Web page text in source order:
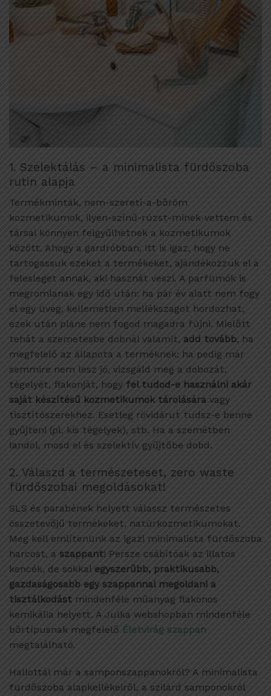
1. Szelektálás – a minimalista fürdőszoba
rutin alapja
Termékminták, nem-szereti-a-bőröm
kozmetikumok, ilyen-színű-rúzst-minek-vettem és
társai könnyen felgyűlhetnek a kozmetikumok
között. Ahogy a gardróbban, itt is igaz, hogy ne
tartogassuk ezeket a termékeket, ajándékozzuk el a
felesleget annak, aki hasznát veszi. A parfümök is
megromlanak egy idő után: ha pár év alatt nem fogy
el egy üveg, kellemetlen mellékszagot hordozhat,
ezek után pláne nem fogod magadra fújni. Mielőtt
tehát a szemetesbe dobnál valamit, add tovább, ha
megfelelő az állapota a terméknek; ha pedig már
semmire nem lesz jó, vizsgáld meg a dobozát,
tégelyét, flakonját, hogy fel tudod-e használni akár
saját készítésű kozmetikumok tárolására vagy
tisztítószerekhez. Esetleg rövidárut tudsz-e benne
gyűjteni (pl. kis tégelyek), stb. Ha a szemétben
landol, mosd el és szelektív gyűjtőbe dobd.
2. Válaszd a természeteset, zero waste
fürdőszobai megoldásokat!
SLS és parabének helyett válassz természetes
összetevőjű termékeket, natúrkozmetikumokat.
Meg kell említenünk az igazi minimalista fürdőszoba
harcost, a szappant! Persze csábítóak az illatos
kencék, de sokkal egyszerűbb, praktikusabb,
gazdaságosabb egy szappannal megoldani a
tisztálkodást mindenféle műanyag flakonos
kemikália helyett. A Julka webshopban mindenféle
bőrtípusnak megfelelő Életvirág szappan
megtalálható.
Hallottál már a samponszappanokról? A minimalista
fürdőszoba alapkellékeiről, a szilárd samponokról